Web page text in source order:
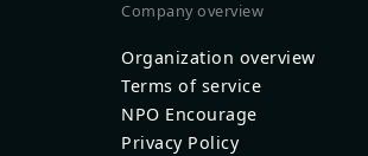
Company overview
Organization overview
Terms of service
NPO Encourage
Privacy Policy